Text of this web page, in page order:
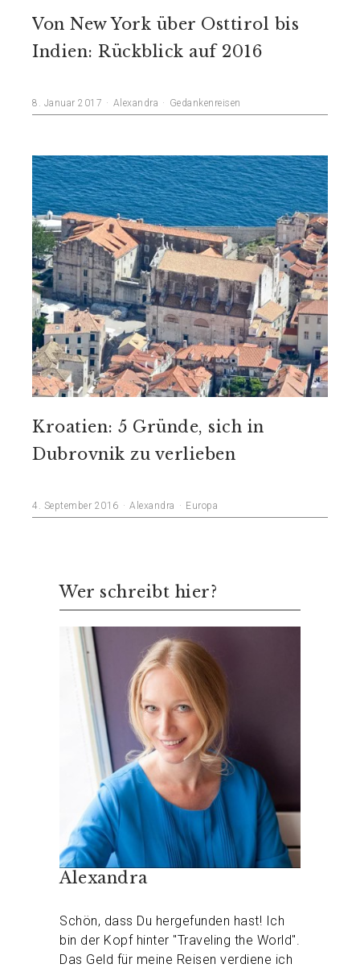
Von New York über Osttirol bis
Indien: Rückblick auf 2016
8. Januar 2017 Alexandra Gedankenreisen
Kroatien: 5 Gründe, sich in
Dubrovnik zu verlieben
4. September 2016 Alexandra Europa
Wer schreibt hier?
Alexandra
Schön, dass Du hergefunden hast! Ich
bin der Kopf hinter "Traveling the World".
Das Geld für meine Reisen verdiene ich